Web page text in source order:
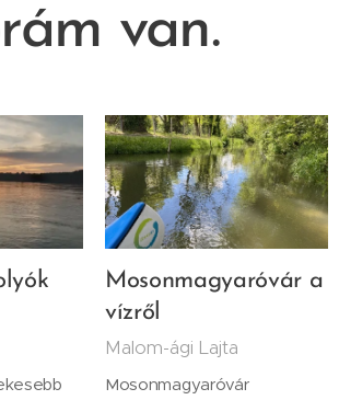
van.
Mosonmagyaróvár a
vízről
Malom-ági Lajta
Mosonmagyaróvár